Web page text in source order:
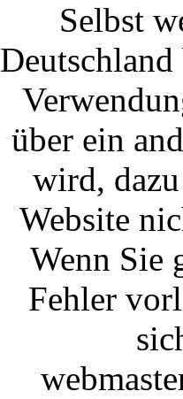
Selbst
über ein
wird,
Website
Wenn Sie
Fehler